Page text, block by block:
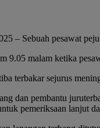
– Sebuah pesawat
9.05 malam ketika
terbakar sejurus
dan pembantu
pemeriksaan lanjut